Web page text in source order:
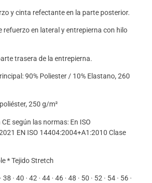
y cinta refectante en la parte posterior.
refuerzo en lateral y entrepierna con hilo
trasera de la entrepierna.
90% Poliester / 10% Elastano, 260
250 g/m²
según las normas: En ISO
EN ISO 14404:2004+A1:2010 Clase
* Tejido Stretch
· 40 · 42 · 44 · 46 · 48 · 50 · 52 · 54 · 56 ·